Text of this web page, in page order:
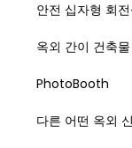
안전 십자형 회
옥외 간이 건축물
PhotoBooth
다른 어떤 옥외